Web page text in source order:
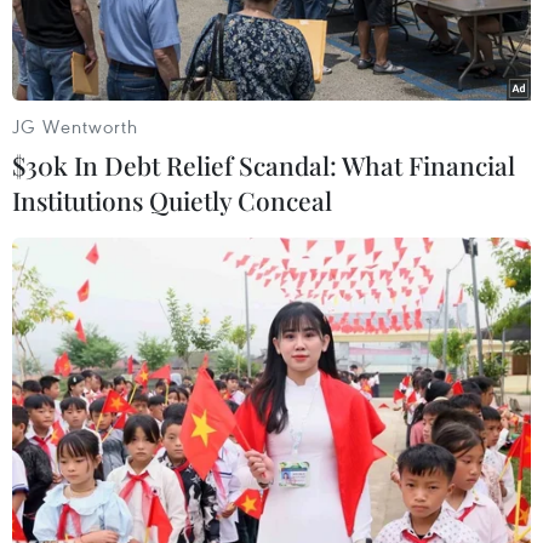
túy.
Tang vật một vụ buôn lậu thuốc lá. (Nguồn: TTXVN)
Ông Phạm Đức Chinh, Cục trưởng Cục Quản lý
thị trường tỉnh Long An, cho biết, tình hình
buôn lậu qua biên giới trên địa bàn tỉnh tuy
JG Wentworth
$30k In Debt Relief Scandal: What Financial
Institutions Quietly Conceal